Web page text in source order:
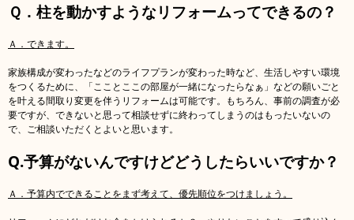
Ｑ．柱を動かすようなリフォームってできるの？
Ａ．できます。
家族構成が変わったなどのライフプランが変わった時など、生活しやすい環境
をつくるために、「こことここの部屋が一緒になったらなぁ」などの願いごと
を叶える間取り変更を伴うリフォームは可能です。もちろん、事前の調査が必
要ですが、できないと思って相談せずに終わってしまうのはもったいないの
で、ご相談いただくとよいと思います。
Q.予算がないんですけどどうしたらいいですか？
Ａ．予算内でできることをまず考えて、優先順位をつけましょう。